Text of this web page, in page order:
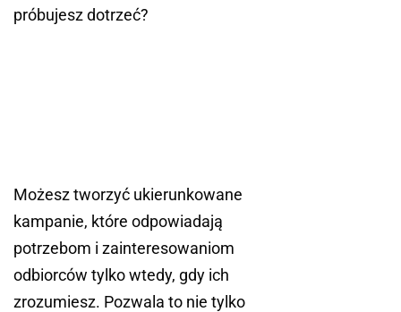
próbujesz dotrzeć?
Możesz tworzyć ukierunkowane
kampanie, które odpowiadają
potrzebom i zainteresowaniom
odbiorców tylko wtedy, gdy ich
zrozumiesz. Pozwala to nie tylko